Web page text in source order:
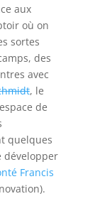
aux
où on
sortes
des
avec
, le
de
quelques
développer
Francis